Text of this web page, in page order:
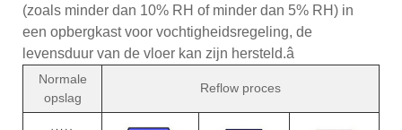
(zoals minder dan 10% RH of minder dan 5% RH) in
een opbergkast voor vochtigheidsregeling, de
levensduur van de vloer kan zijn hersteld.â
Normale
opslag
Reflow proces